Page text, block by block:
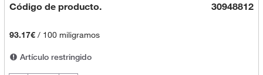
Código de producto. 30948812
93.17€/ 100 miligramos
Artículo restringido